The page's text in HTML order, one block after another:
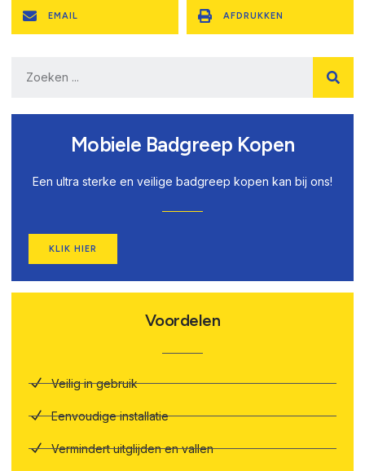
EMAIL AFDRUKKEN
Mobiele Badgreep Kopen
Een ultra sterke en veilige badgreep kopen kan bij ons!
KLIK HIER
Voordelen
Veilig in gebruik
Eenvoudige installatie
Vermindert uitglijden en vallen